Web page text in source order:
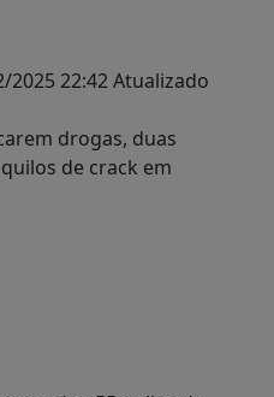
2025 22:42Atualizado